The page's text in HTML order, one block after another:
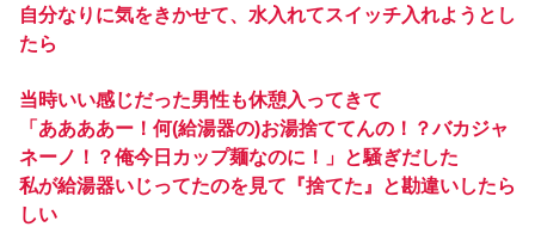
自分なりに気をきかせて、水入れてスイッチ入れようとし
たら
当時いい感じだった男性も休憩入ってきて
「ああああー！何(給湯器の)お湯捨ててんの！？バカジャ
ネーノ！？俺今日カップ麺なのに！」と騒ぎだした
私が給湯器いじってたのを見て『捨てた』と勘違いしたら
しい